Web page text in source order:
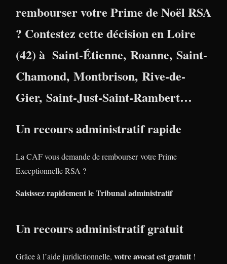
rembourser votre Prime de Noël RSA
? Contestez cette décision enLoire
(42) à Saint-Étienne, Roanne, Saint-
Chamond, Montbrison, Rive-de-
Gier, Saint-Just-Saint-Rambert…
Un recours administratif rapide
La CAF vous demande de rembourser votre Prime
Exceptionnelle RSA ?
Saisissez rapidement le Tribunal administratif
Un recours administratif gratuit
Grâce à l’aide juridictionnelle, votre avocat est gratuit !